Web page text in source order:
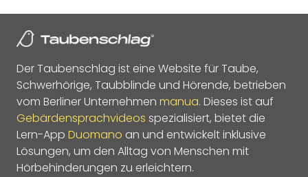
Der Taubenschlag ist eine Website für Taube,
Schwerhörige, Taubblinde und Hörende, betrieben
vom Berliner Unternehmen manua. Dieses ist auf
Gebärdensprachvideos spezialisiert, bietet die
Lern-App Duomano an und entwickelt inklusive
Lösungen, um den Alltag von Menschen mit
Hörbehinderungen zu erleichtern.